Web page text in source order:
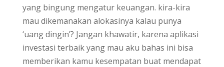
yang bingung mengatur keuangan. kira-kira
mau dikemanakan alokasinya kalau punya
‘uang dingin’? Jangan khawatir, karena aplikasi
investasi terbaik yang mau aku bahas ini bisa
memberikan kamu kesempatan buat mendapat